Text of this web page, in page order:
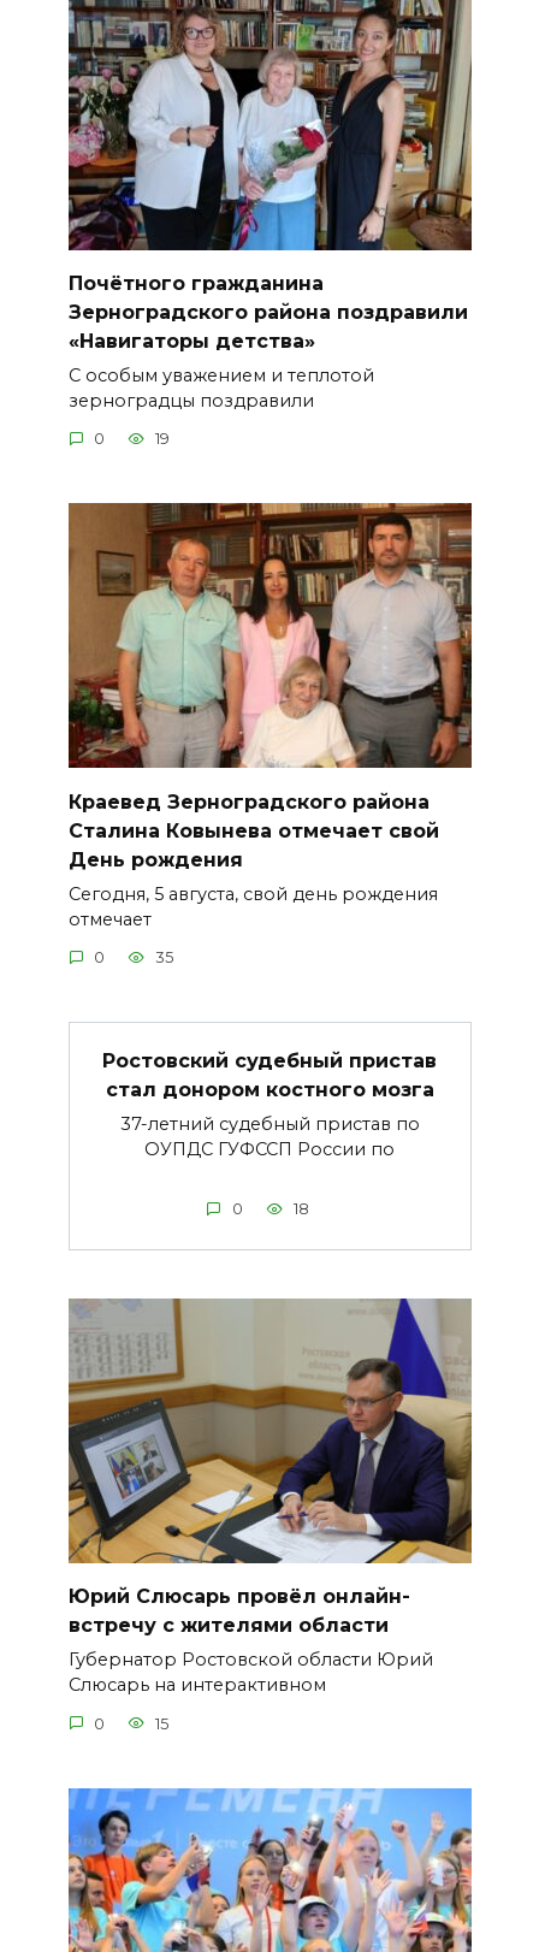
Почётного гражданина
Зерноградского района поздравили
«Навигаторы детства»
С особым уважением и теплотой
зерноградцы поздравили
0 19
Краевед Зерноградского района
Сталина Ковынева отмечает свой
День рождения
Сегодня, 5 августа, свой день рождения
отмечает
0 35
Ростовский судебный пристав
стал донором костного мозга
37-летний судебный пристав по
ОУПДС ГУФССП России по
0 18
Юрий Слюсарь провёл онлайн-
встречу с жителями области
Губернатор Ростовской области Юрий
Слюсарь на интерактивном
0 15